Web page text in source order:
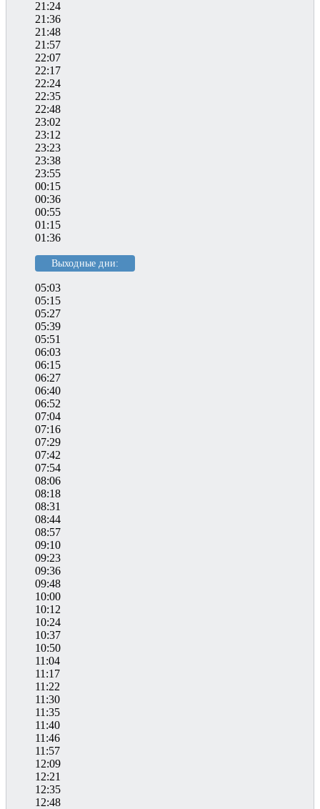
21:24
21:36
21:48
21:57
22:07
22:17
22:24
22:35
22:48
23:02
23:12
23:23
23:38
23:55
00:15
00:36
00:55
01:15
01:36
Выходные дни:
05:03
05:15
05:27
05:39
05:51
06:03
06:15
06:27
06:40
06:52
07:04
07:16
07:29
07:42
07:54
08:06
08:18
08:31
08:44
08:57
09:10
09:23
09:36
09:48
10:00
10:12
10:24
10:37
10:50
11:04
11:17
11:22
11:30
11:35
11:40
11:46
11:57
12:09
12:21
12:35
12:48